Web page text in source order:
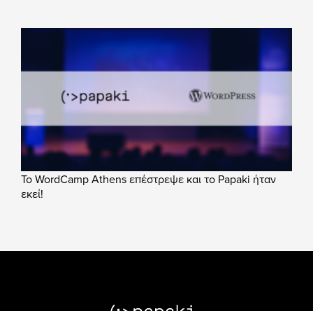
Το WordCamp Athens επέστρεψε και το Papaki ήταν
εκεί!